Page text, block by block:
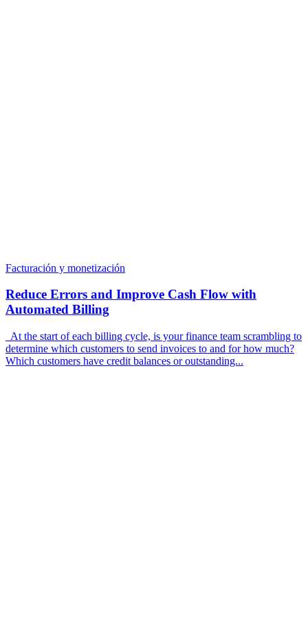
Facturación y monetización
Reduce Errors and Improve Cash Flow with
Automated Billing
At the start of each billing cycle, is your finance team scrambling to
determine which customers to send invoices to and for how much?
Which customers have credit balances or outstanding...